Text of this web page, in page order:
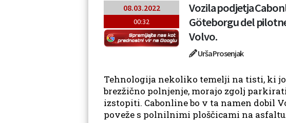
08.03.2022
00:32
Vozila podjetja
Göteborgu del
Volvo.
Urša Prosenjak
Tehnologija nekoliko temelji na tisti, ki
brezžično polnjenje, morajo zgolj
izstopiti. Cabonline bo v ta namen dobil
poveže s polnilnimi ploščicami na